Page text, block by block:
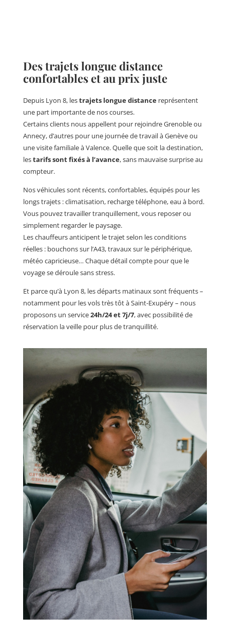
Des trajets longue distance
confortables et au prix juste
Depuis Lyon 8, lestrajets longue distancereprésentent
une part importante de nos courses.
Certains clients nous appellent pour rejoindre Grenoble ou
Annecy, d’autres pour une journée de travail à Genève ou
une visite familiale à Valence. Quelle que soit la destination,
lestarifs sont fixés à l’avance, sans mauvaise surprise au
compteur.
Nos véhicules sont récents, confortables, équipés pour les
longs trajets : climatisation, recharge téléphone, eau à bord.
Vous pouvez travailler tranquillement, vous reposer ou
simplement regarder le paysage.
Les chauffeurs anticipent le trajet selon les conditions
réelles : bouchons sur l’A43, travaux sur le périphérique,
météo capricieuse… Chaque détail compte pour que le
voyage se déroule sans stress.
Et parce qu’à Lyon 8, les départs matinaux sont fréquents –
notamment pour les vols très tôt à Saint-Exupéry – nous
proposons un service24h/24 et 7j/7, avec possibilité de
réservation la veille pour plus de tranquillité.